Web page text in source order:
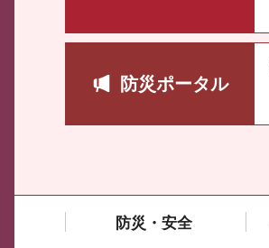
防災ポータル
防災・安全